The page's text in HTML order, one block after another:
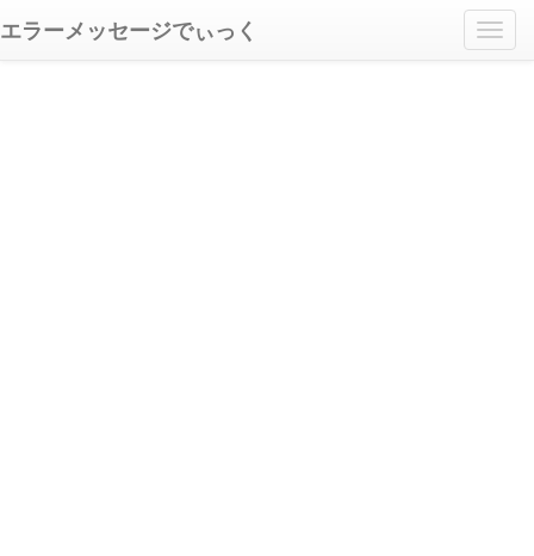
エラーメッセージでぃっく